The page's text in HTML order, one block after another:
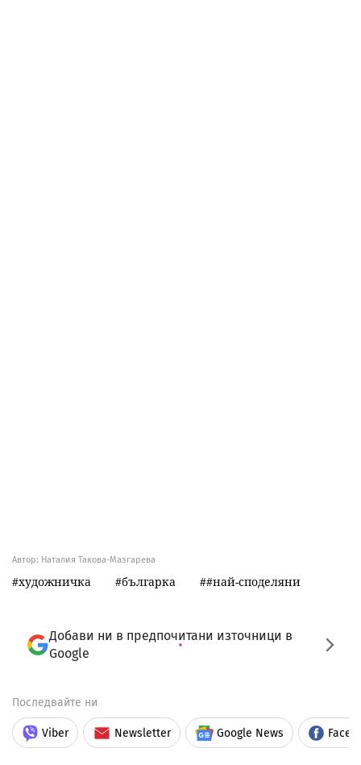
Автор: Наталия Такова-Мазгарева
художничка българка #най-споделяни
Добави ни в предпочитани източници в
Google
Последвайте ни
Viber Newsletter Google News